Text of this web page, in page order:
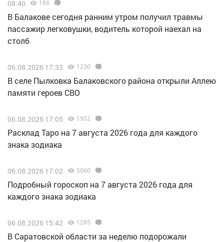
08:40 186
В Балакове сегодня ранним утром получил травмы
пассажир легковушки, водитель которой наехал на
столб
06.08.2026 17:33 1230
В селе Пылковка Балаковского района открыли Аллею
памяти героев СВО
06.08.2026 17:05 1952
Расклад Таро на 7 августа 2026 года для каждого
знака зодиака
06.08.2026 17:02 5060
Подробный гороскоп на 7 августа 2026 года для
каждого знака зодиака
06.08.2026 15:42 1285
В Саратовской области за неделю подорожали